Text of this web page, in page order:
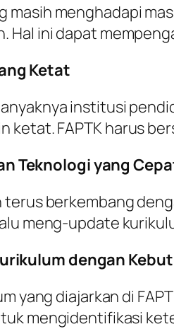
masih menghadapi
Hal ini dapat
Ketat
institusi
ketat. FAPTK harus
Teknologi yang
terus berkembang
meng-update
dengan
yang diajarkan di
mengidentifikasi